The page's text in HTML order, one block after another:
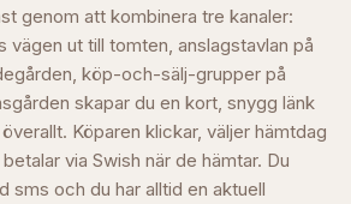
genom att kombinera tre kanaler:
vägen ut till tomten, anslagstavlan på
köp-och-sälj-grupper på
skapar du en kort, snygg länk
Köparen klickar, väljer hämtdag
via Swish när de hämtar. Du
sms och du har alltid en aktuell